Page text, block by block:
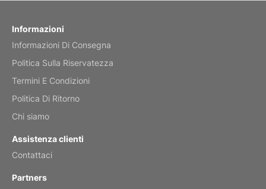
by Anne
Informazioni
Informazioni Di Consegna
Politica Sulla Riservatezza
Termini E Condizioni
Politica Di Ritorno
Chi siamo
Assistenza clienti
Contattaci
Partners